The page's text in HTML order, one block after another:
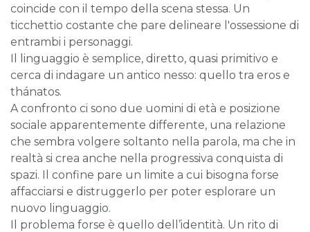
coincide con il tempo della scena stessa. Un
ticchettio costante che pare delineare l'ossessione di
entrambi i personaggi.
Il linguaggio è semplice, diretto, quasi primitivo e
cerca di indagare un antico nesso: quello tra eros e
thánatos.
A confronto ci sono due uomini di età e posizione
sociale apparentemente differente, una relazione
che sembra volgere soltanto nella parola, ma che in
realtà si crea anche nella progressiva conquista di
spazi. Il confine pare un limite a cui bisogna forse
affacciarsi e distruggerlo per poter esplorare un
nuovo linguaggio.
Il problema forse è quello dell’identità. Un rito di